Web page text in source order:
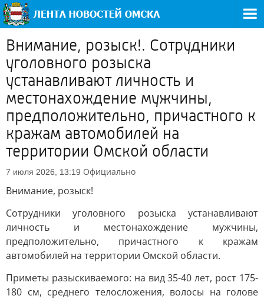
Внимание, розыск!. Сотрудники
уголовного розыска
устанавливают личность и
местонахождение мужчины,
предположительно, причастного к
кражам автомобилей на
территории Омской области
7 июля 2026, 13:19 Официально
Внимание, розыск!
Сотрудники уголовного розыска устанавливают
личность и местонахождение мужчины,
предположительно, причастного к кражам
автомобилей на территории Омской области.
Приметы разыскиваемого: на вид 35-40 лет, рост 175-
180 см, среднего телосложения, волосы на голове